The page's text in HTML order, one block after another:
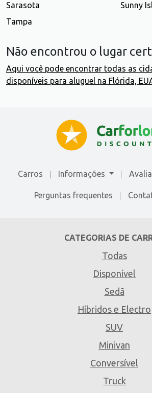
Sarasota
Sunny
Tampa
Não encontrou o lugar
Aqui você pode encontrar todas as
disponíveis para aluguel na Flórida,
Carros Informações
Perguntas frequentes
CATEGORIAS DE
Todas
Disponível
Sedã
Híbridos e Electro
SUV
Minivan
Conversível
Truck